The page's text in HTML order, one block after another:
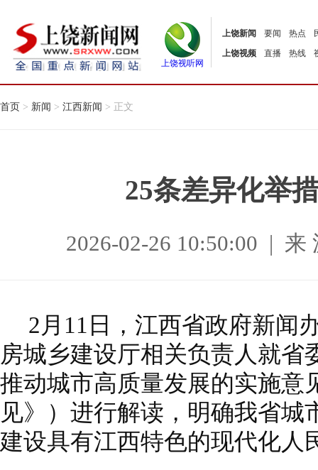
上饶视听网
上饶新闻 要闻 热点
上饶视频
直播 热线
首页 > 新闻 > 江西新闻 > 正文
25条差异化举
2026-02-26 10:50:00 |
2月11日，江西省政府新闻
房城乡建设厅相关负责人就省
推动城市高质量发展的实施意
见》）进行解读，明确我省
建设具有江西特色的现代化人